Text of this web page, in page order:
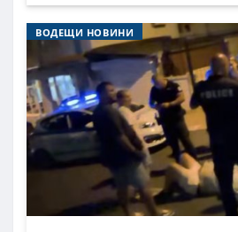
ВОДЕЩИ НОВИНИ